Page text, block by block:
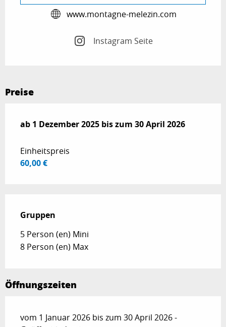
www.montagne-melezin.com
Instagram Seite
Preise
ab 1 Dezember 2025 bis zum 30 April 2026
ab 1 Dezember 2025 bis zum 30 April 2026
Einheitspreis
60,00 €
Gruppen
Gruppen
5 Person (en) Mini
8 Person (en) Max
Öffnungszeiten
vom 1 Januar 2026 bis zum 30 April 2026 -